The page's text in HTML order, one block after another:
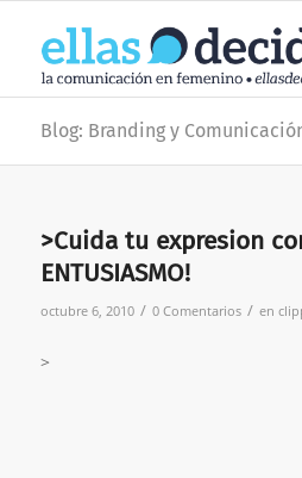
Blog: Branding y
>Cuida tu expresion
ENTUSIASMO!
octubre 6, 2010 / 0 Comentarios / en
>